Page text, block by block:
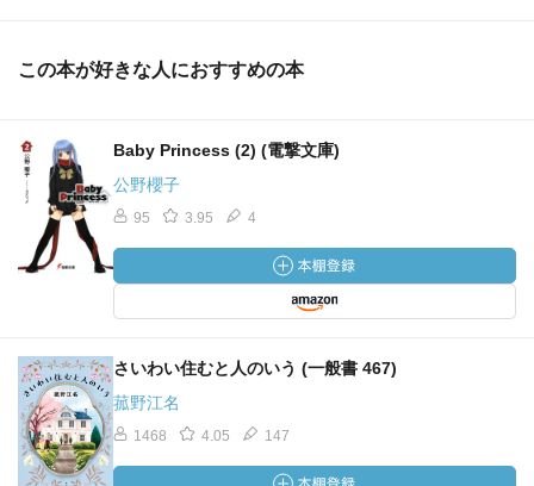
この本が好きな人におすすめの本
Baby Princess (2) (電撃文庫)
公野櫻子
95 3.95 4
さいわい住むと人のいう (一般書 467)
菰野江名
1468 4.05 147